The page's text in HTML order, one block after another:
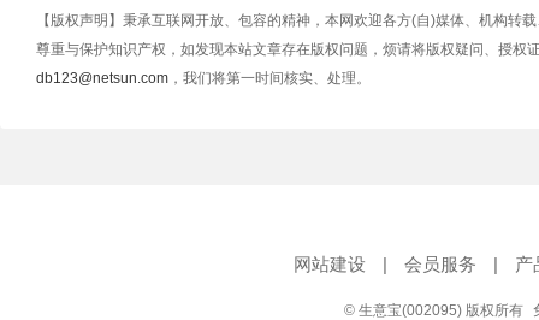
【版权声明】秉承互联网开放、包容的精神，本网欢迎各方(自)媒体、机构转
尊重与保护知识产权，如发现本站文章存在版权问题，烦请将版权疑问、授权
db123@netsun.com ，我们将第一时间核实、处理。
网站建设 | 会员服务 | 产
© 生意宝(002095) 版权所有